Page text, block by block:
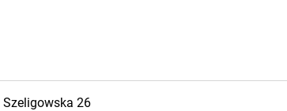
Szeligowska 26